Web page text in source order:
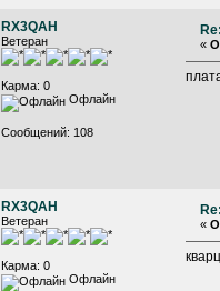
RX3QAH
Ветеран
Карма: 0
Офлайн
Сообщений: 108
«
RX3QAH
Ветеран
Карма: 0
Офлайн
«